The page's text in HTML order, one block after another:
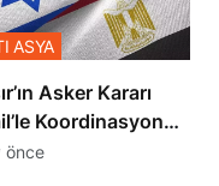
Asker Kararı
Koordinasyon
Gerçekleşmiş
ASYA
önce